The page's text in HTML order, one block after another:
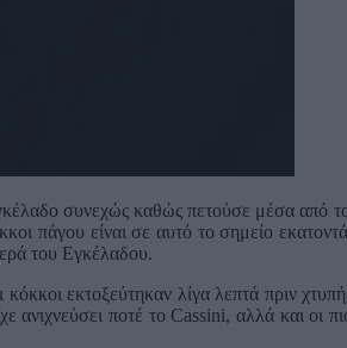
συνεχώς καθώς πετούσε μέσα από
πάγου είναι σε αυτό το σημείο
του Εγκέλαδου.
εκτοξεύτηκαν λίγα λεπτά πριν
ποτέ το Cassini, αλλά και οι